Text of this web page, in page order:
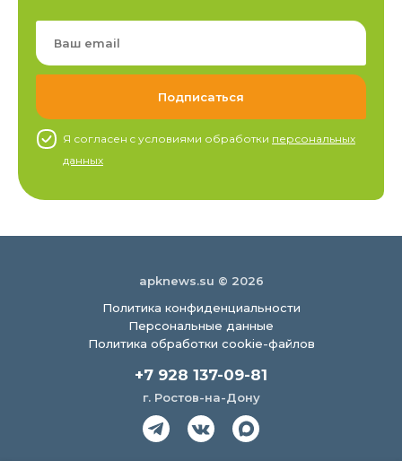
Я согласен c условиями обработки персональных
данных
apknews.su © 2026
Политика конфиденциальности
Персональные данные
Политика обработки cookie-файлов
+7 928 137-09-81
г. Ростов-на-Дону